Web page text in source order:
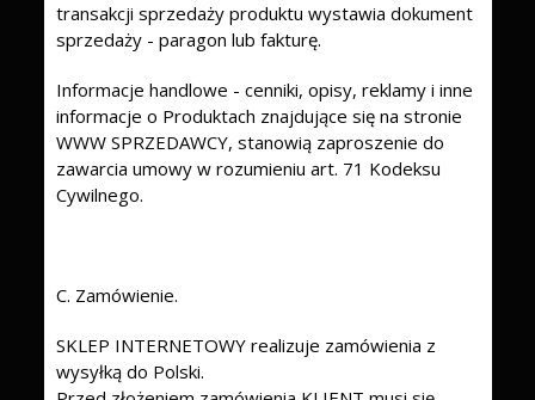
transakcji sprzedaży produktu wystawia dokument
sprzedaży - paragon lub fakturę.
Informacje handlowe - cenniki, opisy, reklamy i inne
informacje o Produktach znajdujące się na stronie
WWW SPRZEDAWCY, stanowią zaproszenie do
zawarcia umowy w rozumieniu art. 71 Kodeksu
Cywilnego.
C. Zamówienie.
SKLEP INTERNETOWY realizuje zamówienia z
wysyłką do Polski.